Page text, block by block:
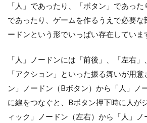
ム
プ
グ
ミ
ン
グ
組
み
「人」であったり、「ボタン」であった
であったり、ゲームを作るうえで必要な
ードンという形でいっぱい存在していま
「人」ノードンには「前後」、「左右」
「アクション」といった振る舞いが用
ン」ノードン（Bボタン）から「人」ノ
に線をつなぐと、Bボタン押下時に人が
ィック」ノードン（左右）から「人」ノ